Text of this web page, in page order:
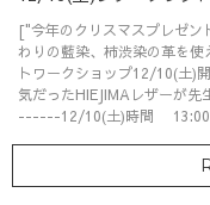
["今年のクリスマスプレゼン
わりの藍染、柿渋染の革を
トワークショップ12/10(土)
気だったHIEJIMAレザ
------12/10(土)時間